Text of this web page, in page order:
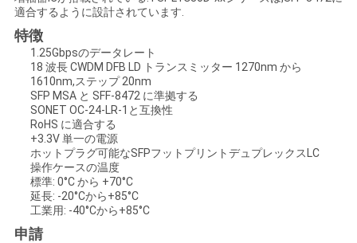
ー
適合するように設計されています.
特徴
1.25Gbpsのデータレート
18 波長 CWDM DFB LD トランスミッター 1270nm から
1610nm,ステップ 20nm
SFP MSA と SFF-8472 に準拠する
SONET OC-24-LR-1と互換性
RoHS に適合する
+3.3V 単一の電源
ホットプラグ可能なSFPフットプリントデュプレックスLC
操作ケースの温度
標準: 0°C から +70°C
延長: -20°Cから+85°C
工業用: -40°Cから+85°C
申請